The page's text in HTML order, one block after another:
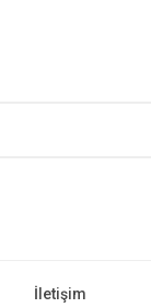
İletişim